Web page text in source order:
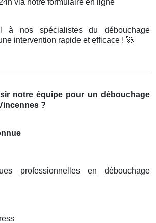
via notre formulaire en ligne
à nos spécialistes du débouchage
intervention rapide et efficace ! 🚀
notre équipe pour un débouchage
?
professionnelles en débouchage